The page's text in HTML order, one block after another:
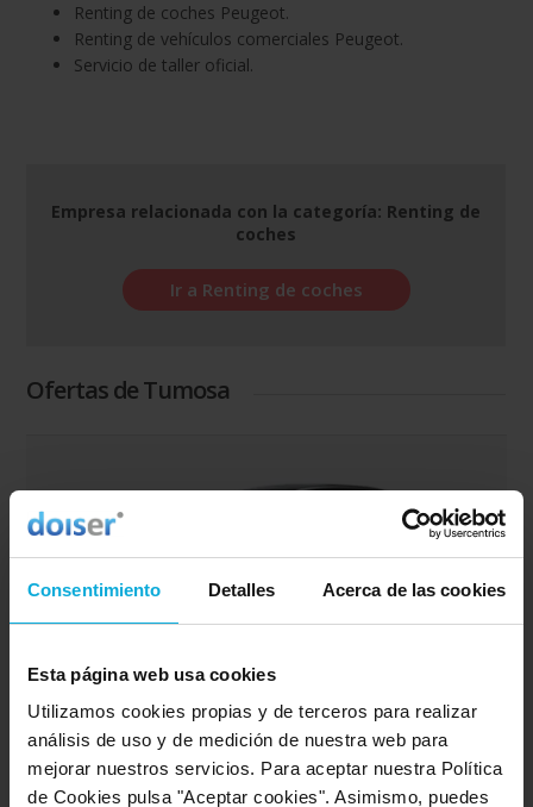
Consentimiento Detalles Acerca de las cookies
Esta página web usa cookies
Utilizamos cookies propias y de terceros para realizar
análisis de uso y de medición de nuestra web para
mejorar nuestros servicios. Para aceptar nuestra Política
de Cookies pulsa "Aceptar cookies". Asimismo, puedes
Renting de coches Peugeot.
Renting de vehículos comerciales Peugeot.
Servicio de taller oficial.
Empresa relacionada con la categoría: Renting de
coches
Ir a Renting de coches
Ofertas de Tumosa
Renting de Peugeot 3008
Conduce tu propio Peugeot 3008 con todas las
ventajas del renting de coches a un precio increíble